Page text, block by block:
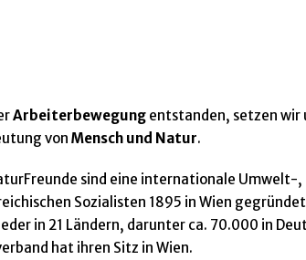
Arbeiterbewegung entstanden, setzen wir
von Mensch und Natur.
sind eine internationale
Sozialisten 1895 in Wien
in 21 Ländern, darunter ca. 70.000 in
hat ihren Sitz in Wien.